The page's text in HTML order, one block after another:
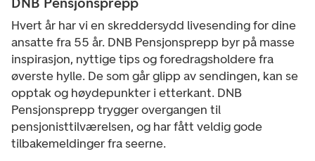
Hvert år har vi en skreddersydd livesending for dine
ansatte fra 55 år. DNB Pensjonsprepp byr på masse
inspirasjon, nyttige tips og foredragsholdere fra
øverste hylle. De som går glipp av sendingen, kan se
opptak og høydepunkter i etterkant. DNB
Pensjonsprepp trygger overgangen til
pensjonisttilværelsen, og har fått veldig gode
tilbakemeldinger fra seerne.